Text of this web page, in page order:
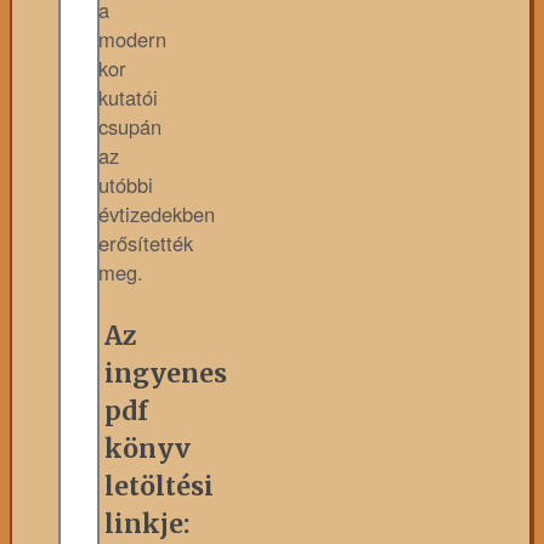
a
modern
kor
kutatói
csupán
az
utóbbi
évtizedekben
erősítették
meg.
Az
ingyenes
pdf
könyv
letöltési
linkje: